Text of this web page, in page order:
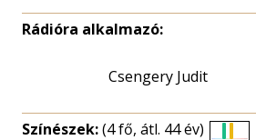
Rádióra alkalmazó:
Csengery Judit
Színészek:(4 fő, átl. 44 év)